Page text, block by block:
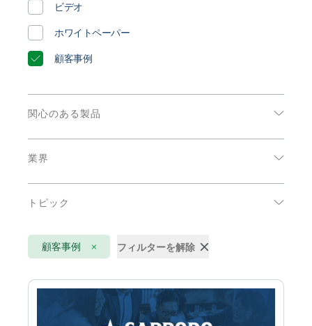
ビデオ
ホワイトペーパー
顧客事例
関心のある製品
データ分析
業界
エネルギーおよび公共事業
コミュニケーション
ハイテク
公共部門
医療
小売
トピック
DataOps
IoT アナリティクス
アクティブインテリジェンス
顧客事例 フィルターを解除